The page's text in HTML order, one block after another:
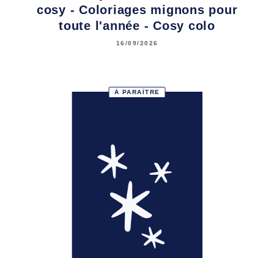
cosy - Coloriages mignons pour
toute l'année - Cosy colo
16/09/2026
À PARAÎTRE